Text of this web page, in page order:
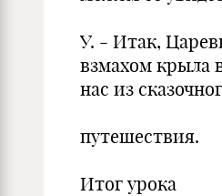
У. - Итак,
взмахом крыла
нас из
путешествия.
Итог урока